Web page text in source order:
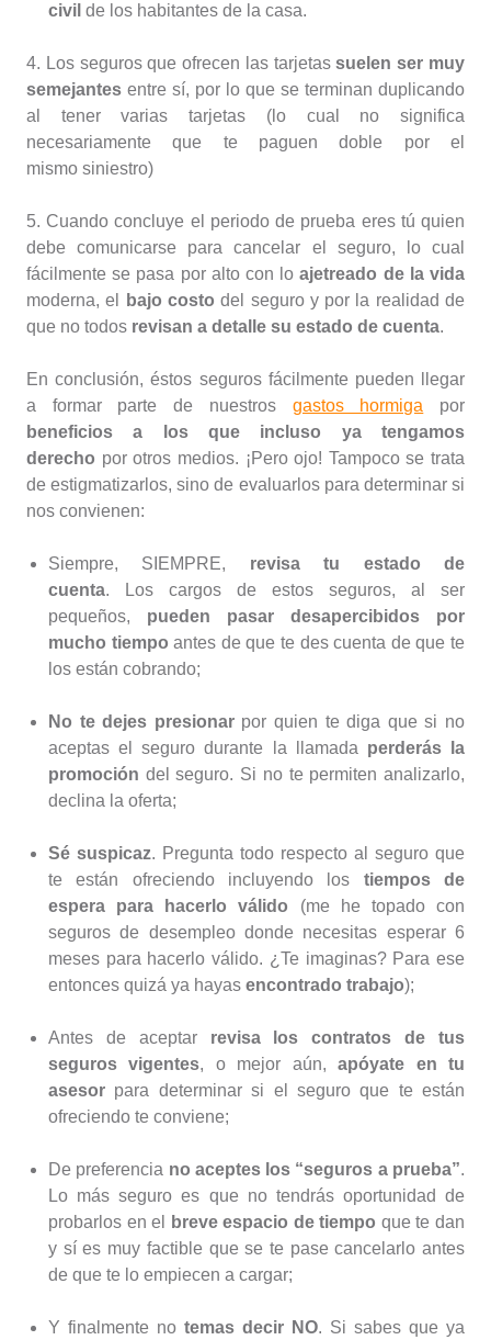
civil de los habitantes de la casa.
4. Los seguros que ofrecen las tarjetassuelen ser muy
semejantes entre sí, por lo que se terminan duplicando
al tener varias tarjetas (lo cual no significa
necesariamente que te paguen doble por el
mismo siniestro)
5. Cuando concluye el periodo de prueba eres tú quien
debe comunicarse para cancelar el seguro, lo cual
fácilmente se pasa por alto con loajetreado de la vida
moderna, el
bajo costo del seguro y por la realidad de
que no todos revisan a detalle su estado de cuenta.
En conclusión, éstos seguros fácilmente pueden llegar
a formar parte de nuestros gastos hormiga por
beneficios a los que incluso ya tengamos
derecho por otros medios. ¡Pero ojo! Tampoco se trata
de estigmatizarlos, sino de evaluarlos para determinar si
nos convienen:
Siempre, SIEMPRE, revisa tu estado de
cuenta. Los cargos de estos seguros, al ser
pequeños, pueden pasar desapercibidos por
mucho tiempo antes de que te des cuenta de que te
los están cobrando;
No te dejes presionarpor quien te diga que si no
aceptas el seguro durante la llamada perderás la
promoción del seguro. Si no te permiten analizarlo,
declina la oferta;
Sé suspicaz. Pregunta todo respecto al seguro que
te están ofreciendo incluyendo los tiempos de
espera para hacerlo válido (me he topado con
seguros de desempleo donde necesitas esperar 6
meses para hacerlo válido. ¿Te imaginas? Para ese
entonces quizá ya hayas encontrado trabajo);
Antes de aceptar revisa los contratos de tus
seguros vigentes, o mejor aún,apóyate en tu
asesor para determinar si el seguro que te están
ofreciendo te conviene;
De preferencia no aceptes los “seguros a prueba”.
Lo más seguro es que no tendrás oportunidad de
probarlos en el
breve espacio de tiempo que te dan
y sí es muy factible que se te pase cancelarlo antes
de que te lo empiecen a cargar;
Y finalmente no temas decir NO. Si sabes que ya